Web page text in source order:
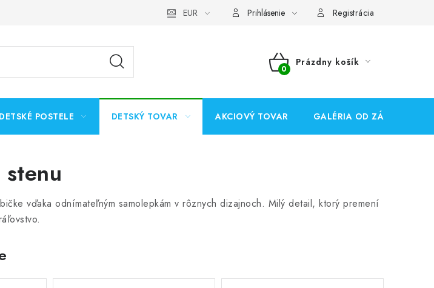
EUR Prihlásenie Registrácia
NÁKUPNÝ
Prázdny košík
DETSKÉ POSTELE DETSKÝ TOVAR AKCIOVÝ TOVAR GALÉRIA OD ZÁKAZNÍKOV
vďaka odnímateľným samolepkám v rôznych dizajnoch. Milý detail, ktorý premení